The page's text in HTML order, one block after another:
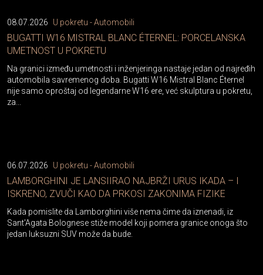
08.07.2026 U pokretu - Automobili
BUGATTI W16 MISTRAL BLANC ÉTERNEL: PORCELANSKA
UMETNOST U POKRETU
Na granici između umetnosti i inženjeringa nastaje jedan od najređih
automobila savremenog doba. Bugatti W16 Mistral Blanc Éternel
nije samo oproštaj od legendarne W16 ere, već skulptura u pokretu,
za...
06.07.2026 U pokretu - Automobili
LAMBORGHINI JE LANSIIRAO NAJBRŽI URUS IKADA – I
ISKRENO, ZVUČI KAO DA PRKOSI ZAKONIMA FIZIKE
Kada pomislite da Lamborghini više nema čime da iznenadi, iz
Sant'Agata Bolognese stiže model koji pomera granice onoga što
jedan luksuzni SUV može da bude.